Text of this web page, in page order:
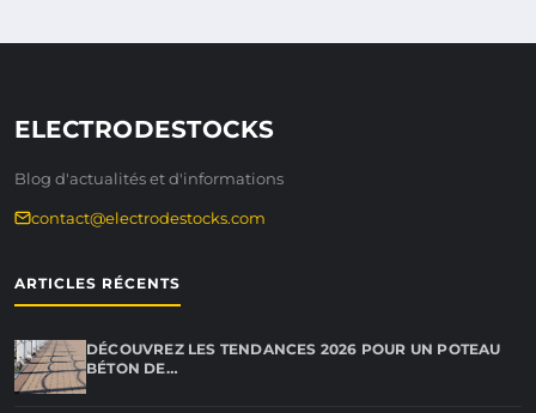
ELECTRODESTOCKS
Blog d'actualités et d'informations
contact@electrodestocks.com
ARTICLES RÉCENTS
DÉCOUVREZ LES TENDANCES 2026 POUR UN POTEAU
BÉTON DE…